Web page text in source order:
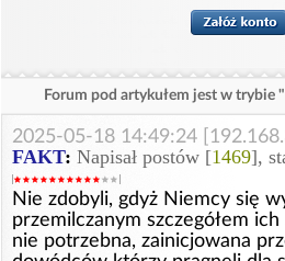
Forum pod artykułem jest w trybie
2025-05-18 14:49:24
FAKT: Napisał postów [1469],
Nie zdobyli, gdyż Niemcy się
przemilczanym szczegółem
nie potrzebna, zainicjowana